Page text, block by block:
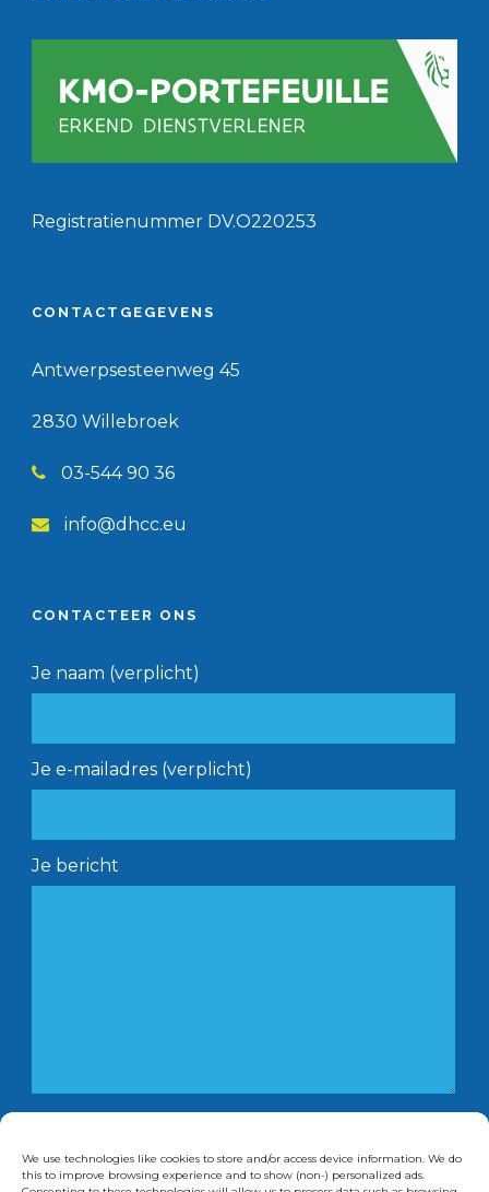
We use technologies like cookies to store and/or access device information. We do
this to improve browsing experience and to show (non-) personalized ads.
Registratienummer DV.O220253
CONTACTGEGEVENS
Antwerpsesteenweg 45
2830 Willebroek
03-544 90 36
info@dhcc.eu
CONTACTEER ONS
Je naam (verplicht)
Je e-mailadres (verplicht)
Je bericht
Consulting.